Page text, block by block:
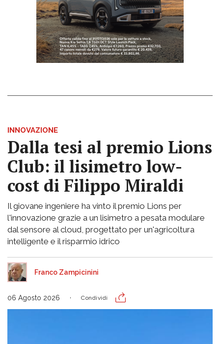
INNOVAZIONE
Dalla tesi al premio Lions
Club: il lisimetro low-
cost di Filippo Miraldi
Il giovane ingeniere ha vinto il premio Lions per
l'innovazione grazie a un lisimetro a pesata modulare
dal sensore al cloud, progettato per un'agricoltura
intelligente e il risparmio idrico
Franco Zampicinini
06 Agosto 2026 Condividi